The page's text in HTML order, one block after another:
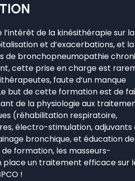
de la kinésithérapie sur
et d’exacerbations, et la
bronchopneumopathie
cette prise en charge est
faute d’un manque
but de cette formation est de
de la physiologie aux
(réhabilitation respiratoire,
électro-stimulation, adjuvants
bronchique, et éducation
formation, les masseurs-
un traitement efficace sur
!